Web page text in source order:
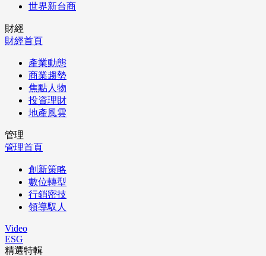
世界新台商
財經
財經首頁
產業動態
商業趨勢
焦點人物
投資理財
地產風雲
管理
管理首頁
創新策略
數位轉型
行銷密技
領導馭人
Video
ESG
精選特輯